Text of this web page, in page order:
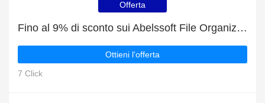
Offerta
Fino al 9% di sconto sui Abelssoft File Organizer | solo questo mese!
Ottieni l'offerta
7 Click